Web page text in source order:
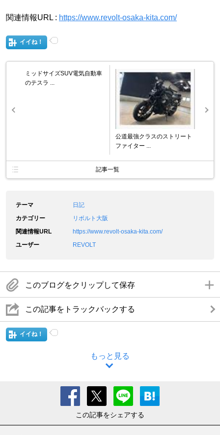
関連情報URL : https://www.revolt-osaka-kita.com/
イイね！
ミッドサイズSUV電気自動車
のテスラ ...
公道最強クラスのストリート
ファイター ...
記事一覧
テーマ
日記
カテゴリー
リボルト大阪
関連情報URL
https://www.revolt-osaka-kita.com/
ユーザー
REVOLT
このブログをクリップして保存
この記事をトラックバックする
イイね！
もっと見る
この記事をシェアする